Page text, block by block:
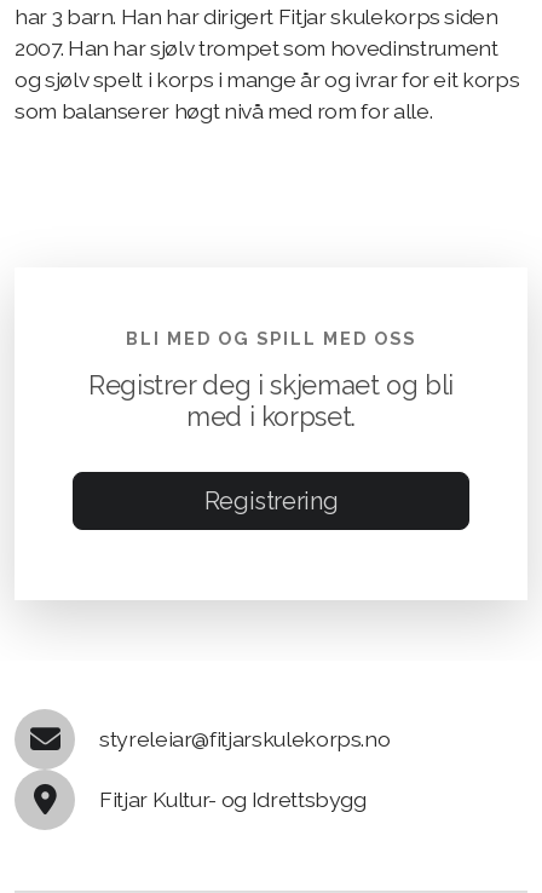
har 3 barn. Han har dirigert Fitjar skulekorps siden
2007. Han har sjølv trompet som hovedinstrument
og sjølv spelt i korps i mange år og ivrar for eit korps
som balanserer høgt nivå med rom for alle.
BLI MED OG SPILL MED OSS
Registrer deg i skjemaet og bli
med i korpset.
Registrering
styreleiar@fitjarskulekorps.no
Fitjar Kultur- og Idrettsbygg